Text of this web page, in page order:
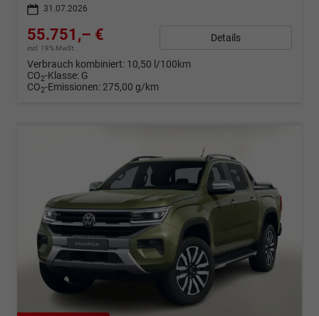
31.07.2026
55.751,– €
incl. 19% MwSt.
Details
Verbrauch kombiniert: 10,50 l/100km
CO2-Klasse: G
CO2-Emissionen: 275,00 g/km